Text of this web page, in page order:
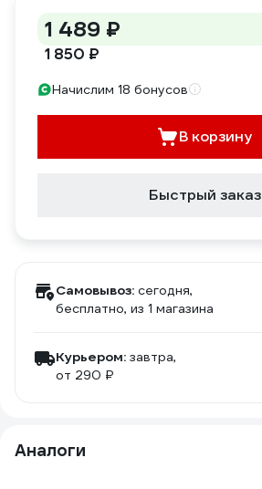
1 489 ₽
1 850 ₽
Начислим 18 бонусов
В корзину
Быстрый заказ
Самовывоз: сегодня,
бесплатно, из 1 магазина
Курьером: завтра,
от 290 ₽
Аналоги